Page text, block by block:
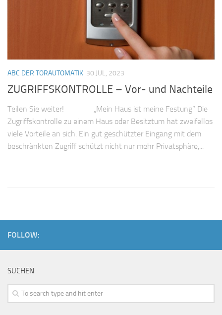
ABC DER TORAUTOMATIK 30 JUL, 2023
ZUGRIFFSKONTROLLE – Vor- und Nachteile
Teilen Sie weiter! „Mein Haus ist meine Festung“ Die
Zugriffskontrolle zu einem Haus oder Besitztum hat zweifellos
viele Vorteile an sich. Ein gut geschützter Eingang mit dem
beschränkten Zugriff schützt nicht nur mehr Privatsphäre,...
FOLLOW:
SUCHEN